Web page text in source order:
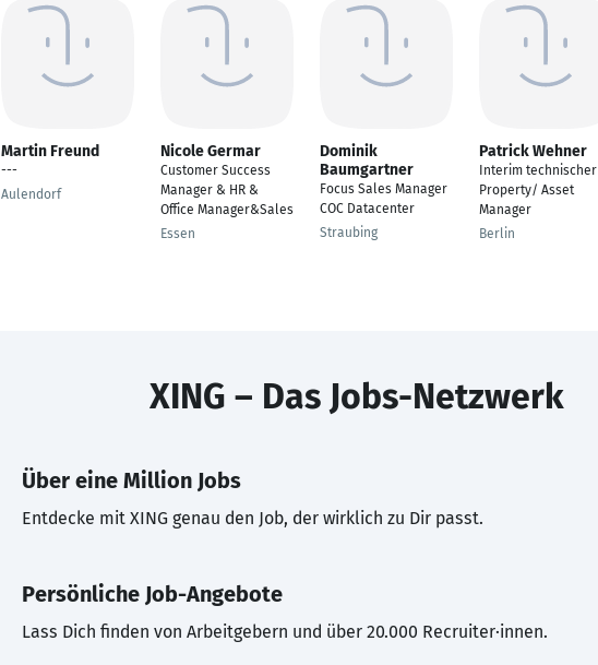
Martin Freund
---
Aulendorf
Nicole Germar
Customer Success
Manager & HR &
Office Manager&Sales
Essen
Dominik
Baumgartner
Focus Sales Manager
COC Datacenter
Straubing
Patrick Wehner
Interim technischer
Property/ Asset
Manager
Berlin
XING – Das Jobs-Netzwerk
Über eine Million Jobs
Entdecke mit XING genau den Job, der wirklich zu Dir passt.
Persönliche Job-Angebote
Lass Dich finden von Arbeitgebern und über 20.000 Recruiter·innen.